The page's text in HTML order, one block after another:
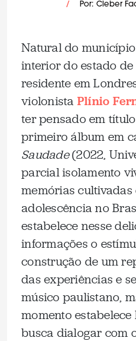
/ Por: Cleber
Natural do
interior do estado de
residente em
violonista Plínio
ter pensado em
primeiro álbum em
Saudade(2022,
parcial isolamento
memórias
adolescência no
estabelece nesse
informações o
construção de um
das experiências e
músico paulistano,
momento
busca dialogar com